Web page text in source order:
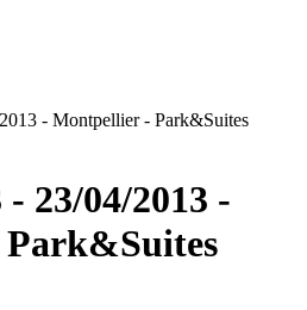
- Montpellier - Park&Suites
23/04/2013 -